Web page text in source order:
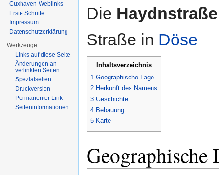
Die Haydnstraße
Straße in Döse
Inhaltsverzeichnis
1 Geographische Lage
2 Herkunft des Namens
3 Geschichte
4 Bebauung
5 Karte
Geographische
Cuxhaven-Weblinks
Erste Schritte
Impressum
Datenschutzerklärung
Werkzeuge
Links auf diese Seite
Änderungen an
verlinkten Seiten
Spezialseiten
Druckversion
Permanenter Link
Seiten­informationen